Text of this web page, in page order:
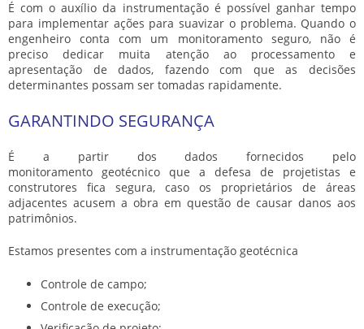
É com o auxílio da instrumentação é possível ganhar tempo
para implementar ações para suavizar o problema. Quando o
engenheiro conta com um monitoramento seguro, não é
preciso dedicar muita atenção ao processamento e
apresentação de dados, fazendo com que as decisões
determinantes possam ser tomadas rapidamente.
GARANTINDO SEGURANÇA
É a partir dos dados fornecidos pelo
monitoramento geotécnico que a defesa de projetistas e
construtores fica segura, caso os proprietários de áreas
adjacentes acusem a obra em questão de causar danos aos
patrimônios.
Estamos presentes com a instrumentação geotécnica
Controle de campo;
Controle de execução;